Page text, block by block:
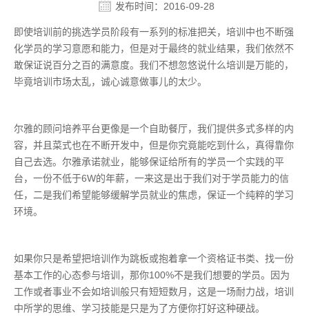
发布时间： 2016-09-28
即使培训前的挑选学员阶段有一系列的标准把关，培训中也不断强
化学员的学习意愿和能力，但是对于最终的就业结果，我们依然不
敢保证说百分之百的满意度。我们不想忽悠说什么培训是万能的，
毕竟培训市场太乱，诚心诚意做事儿的太少。
尔雅的顾问培养平台更像是一个自助餐厅，我们提供多式多样的内
容，并且菜式也在不断开发中，但是你究竟能吃到什么，真得靠你
自己去选。尔雅承诺就业，能够保证给所有的学员一个实践的平
台，一份不低于6W的年薪，一来这是出于我们对于学员能力的信
任，二是我们希望能够缓解学员就业的焦虑，保证一个纯粹的学习
环境。
如果你只是希望把培训作为跳板或抱着拿一个资格证书类、找一份
基本工作的心态参与培训，那你100%不是我们想要的学员。因为
工作或者事业不会如培训般只有短短数月，这是一场耐力战，培训
中所学的思维、学习技能是只是为了方便你打好这种硬战。